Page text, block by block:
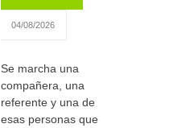
04/08/2026
Se marcha una
compañera, una
referente y una de
esas personas que